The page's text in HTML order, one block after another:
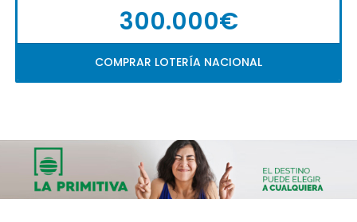
300.000€
COMPRAR LOTERÍA NACIONAL